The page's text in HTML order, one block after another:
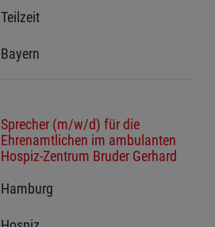
Teilzeit
Bayern
Sprecher (m/w/d) für die
Ehrenamtlichen im ambulanten
Hospiz-Zentrum Bruder Gerhard
Hamburg